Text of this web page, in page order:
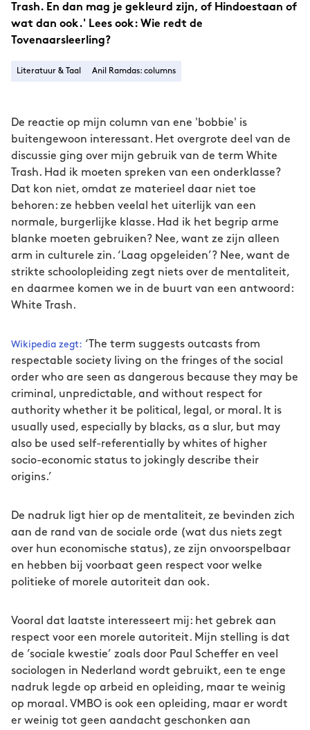
Trash. En dan mag je gekleurd zijn, of Hindoestaan of
wat dan ook.' Lees ook: Wie redt de
Tovenaarsleerling?
Literatuur & Taal Anil Ramdas: columns
De reactie op mijn column van ene 'bobbie' is
buitengewoon interessant. Het overgrote deel van de
discussie ging over mijn gebruik van de term White
Trash. Had ik moeten spreken van een onderklasse?
Dat kon niet, omdat ze materieel daar niet toe
behoren: ze hebben veelal het uiterlijk van een
normale, burgerlijke klasse. Had ik het begrip arme
blanke moeten gebruiken? Nee, want ze zijn alleen
arm in culturele zin. ‘Laag opgeleiden’? Nee, want de
strikte schoolopleiding zegt niets over de mentaliteit,
en daarmee komen we in de buurt van een antwoord:
White Trash.
Wikipedia zegt: ‘The term suggests outcasts from
respectable society living on the fringes of the social
order who are seen as dangerous because they may be
criminal, unpredictable, and without respect for
authority whether it be political, legal, or moral. It is
usually used, especially by blacks, as a slur, but may
also be used self-referentially by whites of higher
socio-economic status to jokingly describe their
origins.’
De nadruk ligt hier op de mentaliteit, ze bevinden zich
aan de rand van de sociale orde (wat dus niets zegt
over hun economische status), ze zijn onvoorspelbaar
en hebben bij voorbaat geen respect voor welke
politieke of morele autoriteit dan ook.
Vooral dat laatste interesseert mij: het gebrek aan
respect voor een morele autoriteit. Mijn stelling is dat
de ’sociale kwestie’ zoals door Paul Scheffer en veel
sociologen in Nederland wordt gebruikt, een te enge
nadruk legde op arbeid en opleiding, maar te weinig
op moraal. VMBO is ook een opleiding, maar er wordt
er weinig tot geen aandacht geschonken aan